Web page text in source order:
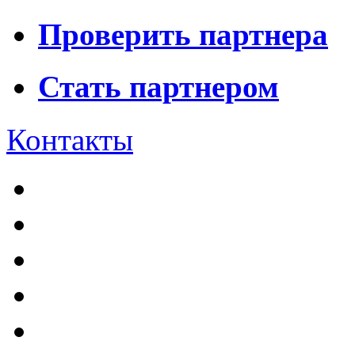
Проверить партнера
Стать партнером
Контакты